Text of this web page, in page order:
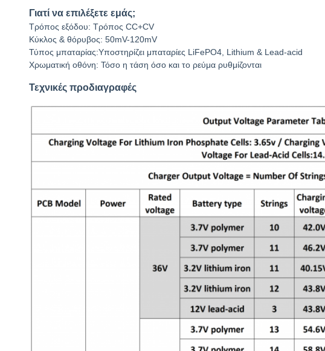
Γιατί να επιλέξετε εμάς;
Τρόπος εξόδου: Τρόπος CC+CV
Κύκλος & θόρυβος: 50mV-120mV
Τύπος μπαταρίας:Υποστηρίζει μπαταρίες LiFePO4, Lithium & Lead-acid
Χρωματική οθόνη: Τόσο η τάση όσο και το ρεύμα ρυθμίζονται
Τεχνικές προδιαγραφές